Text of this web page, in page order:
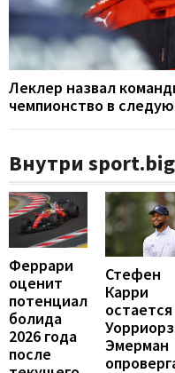
Леклер назвал
чемпионство в
Внутри
Феррари
оценит
потенциал
болида
2026 года
после
Стефен
Карри
остается
Эмерман